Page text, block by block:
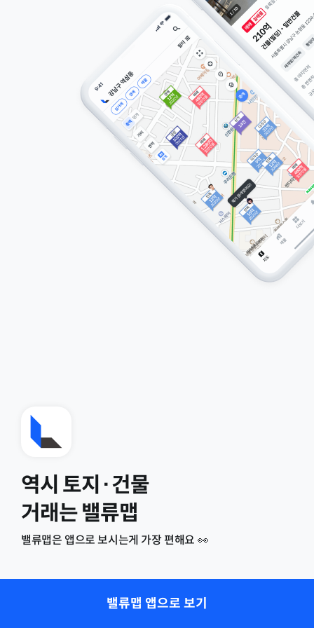
역시 토지·건물
거래는 밸류맵
밸류맵은 앱으로 보시는게 가장 편해요 👀
밸류맵 앱으로 보기